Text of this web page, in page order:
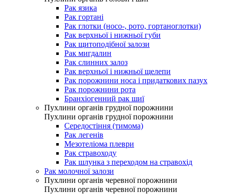
Рак язика
Рак гортані
Рак глотки (носо-, рото, гортаноглотки)
Рак верхньої і нижньої губи
Рак щитоподібної залози
Рак мигдалин
Рак слинних залоз
Рак верхньої і нижньої щелепи
Рак порожнини носа і придаткових пазух
Рак порожнини рота
Бранхіогенний рак шиї
Пухлини органів грудної порожнини
Пухлини органів грудної порожнини
Середостіння (тимома)
Рак легенів
Мезотеліома плеври
Рак стравоходу
Рак шлунка з переходом на стравохід
Рак молочної залози
Пухлини органів черевної порожнини
Пухлини органів черевної порожнини